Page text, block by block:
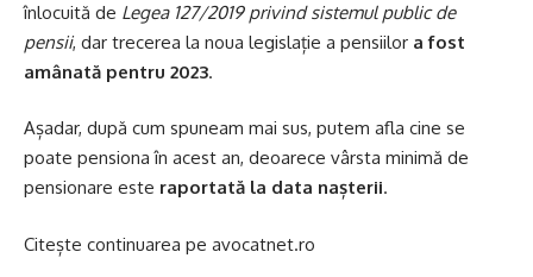
înlocuită de Legea 127/2019 privind sistemul public de
pensii, dar trecerea la noua legislație a pensiilor a fost
amânată pentru 2023.
Așadar, după cum spuneam mai sus, putem afla cine se
poate pensiona în acest an, deoarece vârsta minimă de
pensionare este raportată la data nașterii.
Citește continuarea pe avocatnet.ro